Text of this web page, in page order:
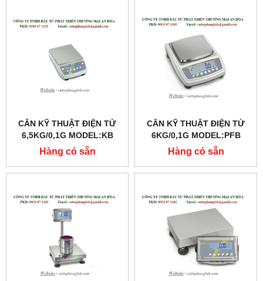
CÂN KỸ THUẬT ĐIỆN TỬ
6,5KG/0,1G MODEL:KB
6500-1NM
Hàng có sẵn
CÂN KỸ THUẬT ĐIỆN TỬ
6KG/0,1G MODEL:PFB
6000-1M
Hàng có sẵn